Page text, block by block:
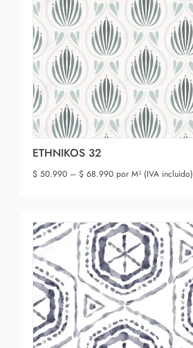
ETHNIKOS 32
$50.990 – $68.990por M² (IVA incluido)